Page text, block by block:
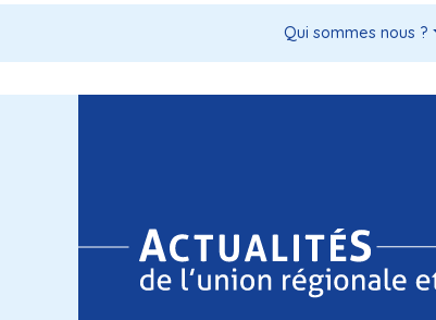
Qui sommes nous ?